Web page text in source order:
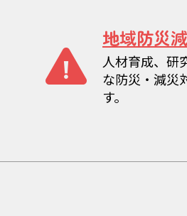
地域防災
人材育成、研
な防災・減災
す。